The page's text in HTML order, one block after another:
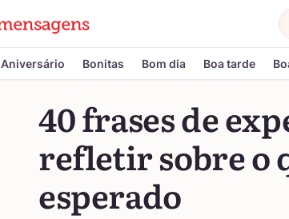
Aniversário Bonitas Bom dia Boa tarde
40 frases de
refletir sobre o
esperado